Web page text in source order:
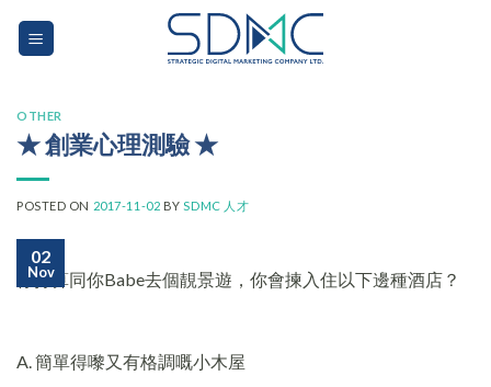
OTHER
★ 創業心理測驗 ★
POSTED ON 2017-11-02 BY SDMC 人才
02
Nov
你打算同你Babe去個靚景遊，你會揀入住以下邊種酒店？
A. 簡單得嚟又有格調嘅小木屋